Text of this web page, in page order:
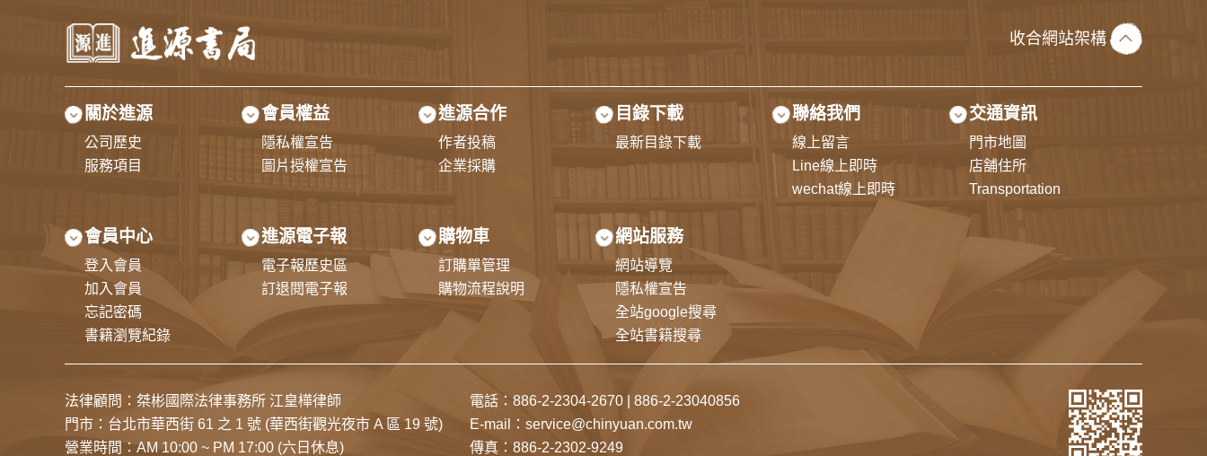
收合網站架構
關於進源
公司歷史
服務項目
會員權益
隱私權宣告
圖片授權宣告
進源合作
作者投稿
企業採購
目錄下載
最新目錄下載
聯絡我們
線上留言
Line線上即時
wechat線上即時
交通資訊
門市地圖
店舗住所
Transportation
會員中心
登入會員
加入會員
忘記密碼
書籍瀏覽紀錄
進源電子報
電子報歷史區
訂退閱電子報
購物車
訂購單管理
購物流程說明
網站服務
網站導覽
隱私權宣告
全站google搜尋
全站書籍搜尋
法律顧問：桀彬國際法律事務所 江皇樺律師
門市： 台北市華西街 61 之 1 號 (華西街觀光夜市 A 區 19 號)
營業時間：AM 10:00 ~ PM 17:00 (六日休息)
電話： 886-2-2304-2670
886-2-23040856
E-mail： service@chinyuan.com.tw
傳真：886-2-2302-9249